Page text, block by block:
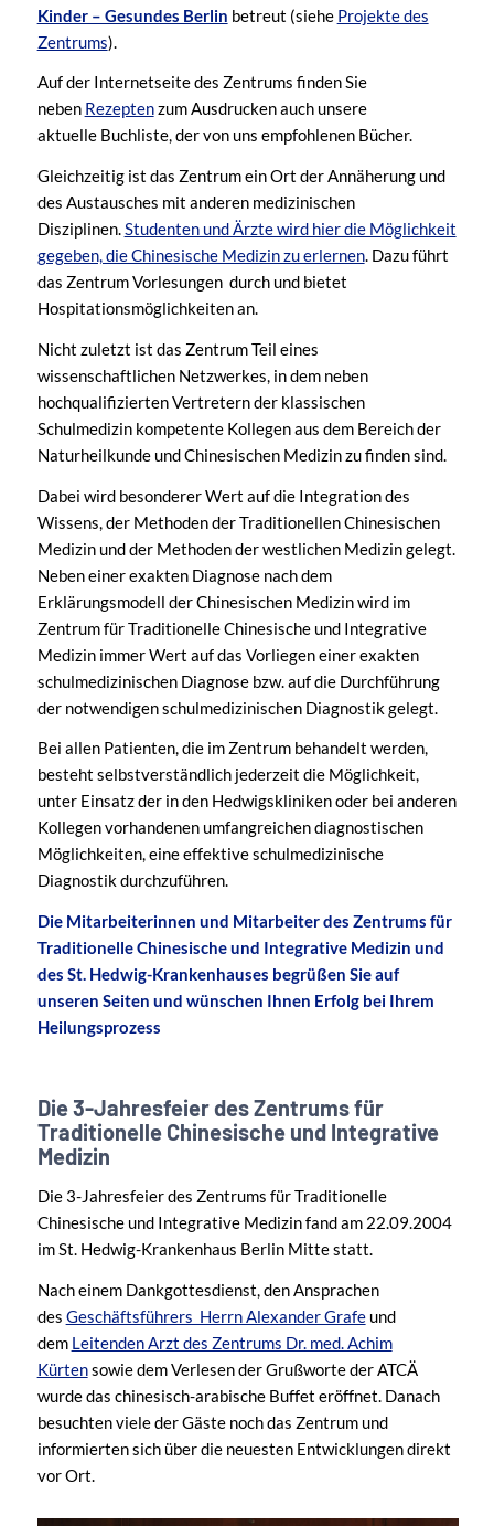
Kinder – Gesundes Berlin betreut (siehe Projekte des
Zentrums).
Auf der Internetseite des Zentrums finden Sie
neben Rezeptenzum Ausdrucken auch unsere
aktuelle Buchliste, der von uns empfohlenen Bücher.
Gleichzeitig ist das Zentrum ein Ort der Annäherung und
des Austausches mit anderen medizinischen
Disziplinen.Studenten und Ärzte wird hier die Möglichkeit
gegeben, die Chinesische Medizin zu erlernen. Dazu führt
das Zentrum Vorlesungen durch und bietet
Hospitationsmöglichkeiten an.
Nicht zuletzt ist das Zentrum Teil eines
wissenschaftlichen Netzwerkes, in dem neben
hochqualifizierten Vertretern der klassischen
Schulmedizin kompetente Kollegen aus dem Bereich der
Naturheilkunde und Chinesischen Medizin zu finden sind.
Dabei wird besonderer Wert auf die Integration des
Wissens, der Methoden der Traditionellen Chinesischen
Medizin und der Methoden der westlichen Medizin gelegt.
Neben einer exakten Diagnose nach dem
Erklärungsmodell der Chinesischen Medizin wird im
Zentrum für Traditionelle Chinesische und Integrative
Medizin immer Wert auf das Vorliegen einer exakten
schulmedizinischen Diagnose bzw. auf die Durchführung
der notwendigen schulmedizinischen Diagnostik gelegt.
Bei allen Patienten, die im Zentrum behandelt werden,
besteht selbstverständlich jederzeit die Möglichkeit,
unter Einsatz der in den Hedwigskliniken oder bei anderen
Kollegen vorhandenen umfangreichen diagnostischen
Möglichkeiten, eine effektive schulmedizinische
Diagnostik durchzuführen.
Die Mitarbeiterinnen und Mitarbeiter des Zentrums für
Traditionelle Chinesische und Integrative Medizin und
des St. Hedwig-Krankenhauses begrüßen Sie auf
unseren Seiten und wünschen Ihnen Erfolg bei Ihrem
Heilungsprozess
Die 3-Jahresfeier des Zentrums für
Traditionelle Chinesische und Integrative
Medizin
Die 3-Jahresfeier des Zentrums für Traditionelle
Chinesische und Integrative Medizin fand am 22.09.2004
im St. Hedwig-Krankenhaus Berlin Mitte statt.
Nach einem Dankgottesdienst, den Ansprachen
des Geschäftsführers Herrn Alexander Grafeund
dem Leitenden Arzt des Zentrums Dr. med. Achim
Kürtensowie dem Verlesen der Grußworte der ATCÄ
wurde das chinesisch-arabische Buffet eröffnet. Danach
besuchten viele der Gäste noch das Zentrum und
informierten sich über die neuesten Entwicklungen direkt
vor Ort.